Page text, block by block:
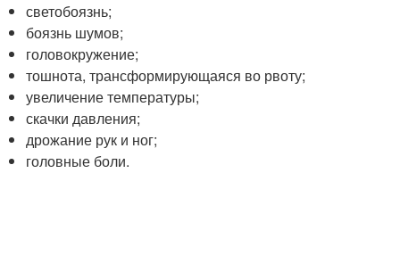
светобоязнь;
боязнь шумов;
головокружение;
тошнота, трансформирующаяся во рвоту;
увеличение температуры;
скачки давления;
дрожание рук и ног;
головные боли.